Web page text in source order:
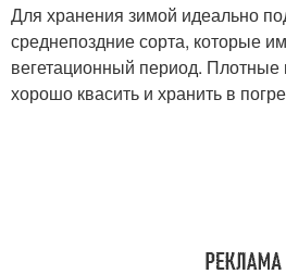
Для хранения зимой идеально
среднепоздние сорта, которые
вегетационный период. Плотные
хорошо квасить и хранить в